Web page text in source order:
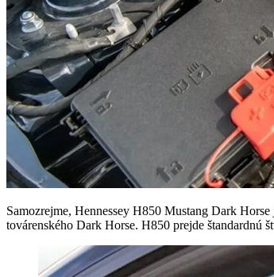
Samozrejme, Hennessey H850 Mustang Dark
továrenského Dark Horse. H850 prejde štandardnú